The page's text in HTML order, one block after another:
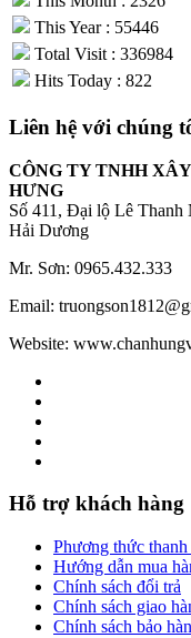
This Year : 55446
Total Visit : 336984
Hits Today : 822
Liên hệ với chúng
CÔNG TY TNHH
HƯNG
Số 411, Đại lộ Lê Thanh
Hải Dương
Mr. Sơn: 0965.432.333
Email:
Website:
Hỗ trợ khách hàng
Phương thức thanh
Hướng dẫn mua
Chính sách đổi trả
Chính sách giao
Chính sách bảo